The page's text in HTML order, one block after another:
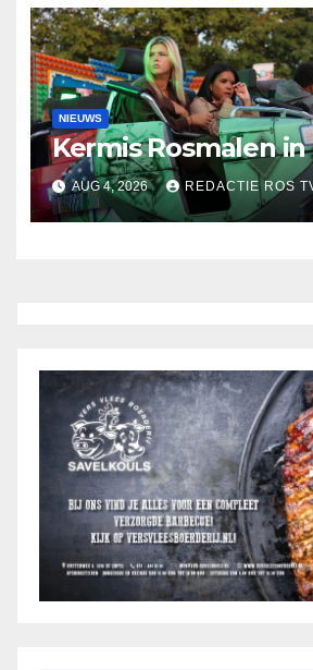
NIEUWS
Kermis Rosmalen
AUG 4, 2026 REDACTIE ROS